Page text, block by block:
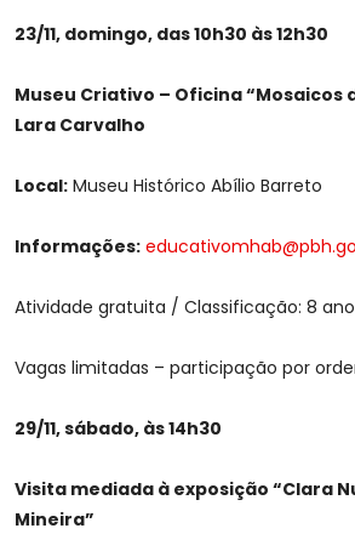
23/11, domingo, das 10h30 às 12h30
Museu Criativo – Oficina “Mosaicos
Lara Carvalho
Local: Museu Histórico Abílio Barreto
Informações:
Atividade gratuita / Classificação: 8
Vagas limitadas – participação por
29/11, sábado, às 14h30
Visita mediada à exposição “Clara
Mineira”